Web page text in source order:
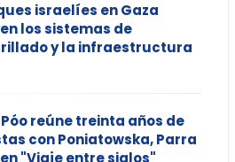
israelíes en Gaza
los sistemas de
y la infraestructura
reúne treinta años de
con Poniatowska, Parra
"Viaje entre siglos"